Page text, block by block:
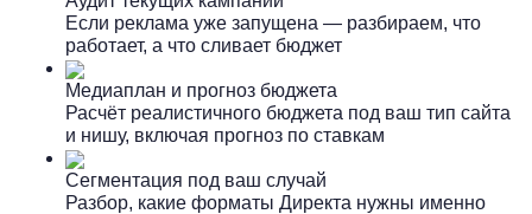
Если реклама уже запущена — разбираем, что
работает, а что сливает бюджет
Медиаплан и прогноз бюджета
Расчёт реалистичного бюджета под ваш тип сайта
и нишу, включая прогноз по ставкам
Сегментация под ваш случай
Разбор, какие форматы Директа нужны именно